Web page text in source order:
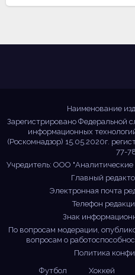
Наименование
Зарегистрировано Федеральной
информационных
(Роскомнадзор) 15.05.2020г.
77-
Учредитель: ООО
Главный
Электронная почта
Телефон
Знак
По вопросам модерации,
вопросам о
Политика
Футбол
Хоккей